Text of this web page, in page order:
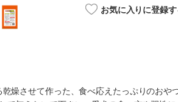
お気に入りに登録
燥させて作った、食べ応えたっぷりのお